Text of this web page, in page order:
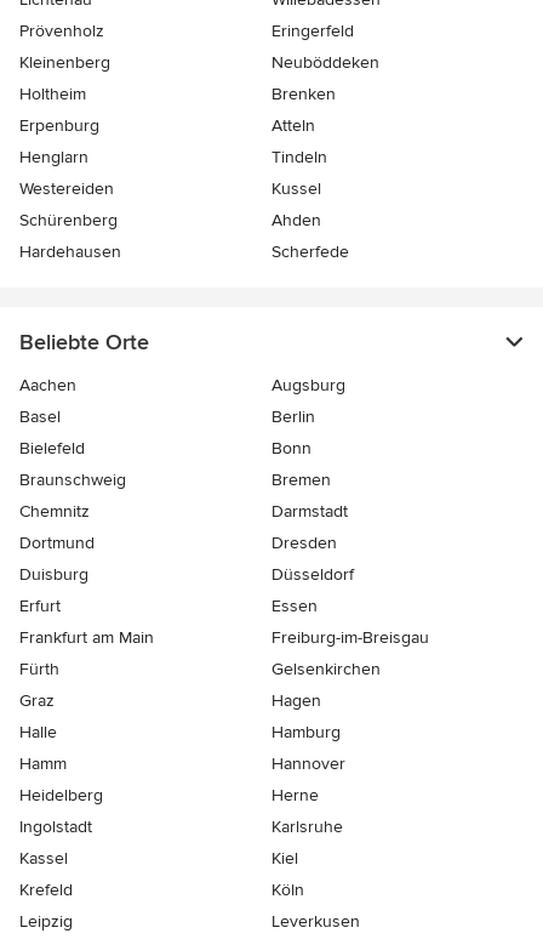
Prövenholz
Eringerfeld
Kleinenberg
Neuböddeken
Holtheim
Brenken
Erpenburg
Atteln
Henglarn
Tindeln
Westereiden
Kussel
Schürenberg
Ahden
Hardehausen
Scherfede
Beliebte Orte
Aachen
Augsburg
Basel
Berlin
Bielefeld
Bonn
Braunschweig
Bremen
Chemnitz
Darmstadt
Dortmund
Dresden
Duisburg
Düsseldorf
Erfurt
Essen
Frankfurt am Main
Freiburg-im-Breisgau
Fürth
Gelsenkirchen
Graz
Hagen
Halle
Hamburg
Hamm
Hannover
Heidelberg
Herne
Ingolstadt
Karlsruhe
Kassel
Kiel
Krefeld
Köln
Leipzig
Leverkusen